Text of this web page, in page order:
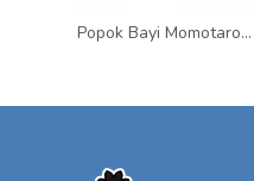
Popok Bayi Momotaro Anti Bocor Model Celana Katun XL XXL dari China